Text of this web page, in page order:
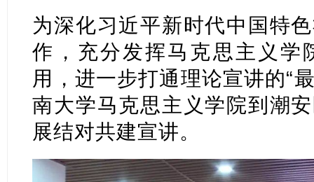
为深化习近平新时代中国特
作，充分发挥马克思主义学
用，进一步打通理论宣讲的“
南大学马克思主义学院到潮
展结对共建宣讲。